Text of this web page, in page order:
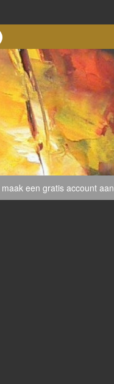
maak een gratis account aan